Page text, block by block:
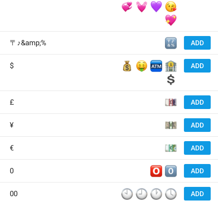
💞
💓
💜
😘
💖
ADD
🔣
〒♪&amp;%
ADD
💰
🤑
🏧
🏦
💲
$
ADD
💷
£
ADD
💴
¥
ADD
💶
€
ADD
🅾️
0️⃣
0
ADD
🕙
🕘
🕐
🕓
00